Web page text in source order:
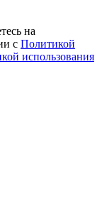
на
с Политикой
использования